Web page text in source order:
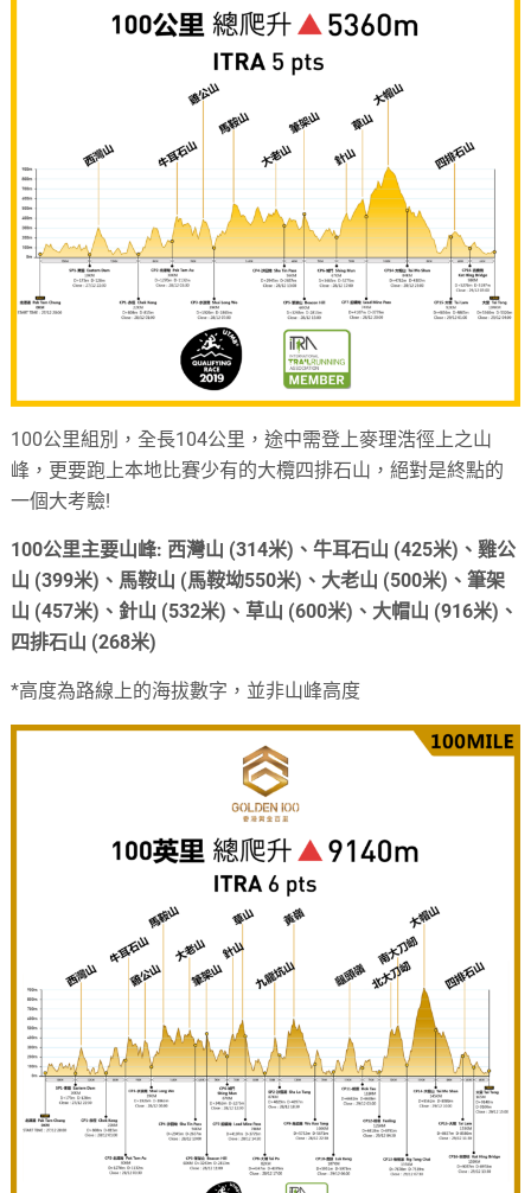
100公里組別，全長104公里，途中需登上麥理浩徑上之山
峰，更要跑上本地比賽少有的大欖四排石山，絕對是終點的
一個大考驗!
100公里主要山峰: 西灣山 (314米)、牛耳石山 (425米)、雞公
山 (399米)、馬鞍山 (馬鞍坳550米)、大老山 (500米)、筆架
山 (457米)、針山 (532米)、草山 (600米)、大帽山 (916米)、
四排石山 (268米)
*高度為路線上的海拔數字，並非山峰高度